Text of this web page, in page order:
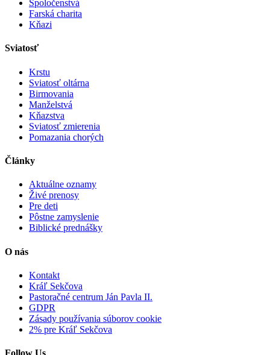
Spoločenstvá
Farská charita
Kňazi
Sviatosť
Krstu
Sviatosť oltárna
Birmovania
Manželstvá
Kňazstva
Sviatosť zmierenia
Pomazania chorých
Články
Aktuálne oznamy
Živé prenosy
Pre deti
Pôstne zamyslenie
Biblické prednášky
O nás
Kontakt
Kráľ Sekčova
Pastoračné centrum Ján Pavla II.
GDPR
Zásady používania súborov cookie
2% pre Kráľ Sekčova
Follow Us